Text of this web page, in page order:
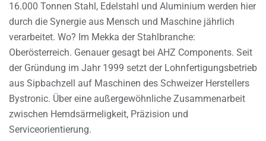
16.000 Tonnen Stahl, Edelstahl und Aluminium werden hier
durch die Synergie aus Mensch und Maschine jährlich
verarbeitet. Wo? Im Mekka der Stahlbranche:
Oberösterreich. Genauer gesagt bei AHZ Components. Seit
der Gründung im Jahr 1999 setzt der Lohnfertigungsbetrieb
aus Sipbachzell auf Maschinen des Schweizer Herstellers
Bystronic. Über eine außergewöhnliche Zusammenarbeit
zwischen Hemdsärmeligkeit, Präzision und
Serviceorientierung.